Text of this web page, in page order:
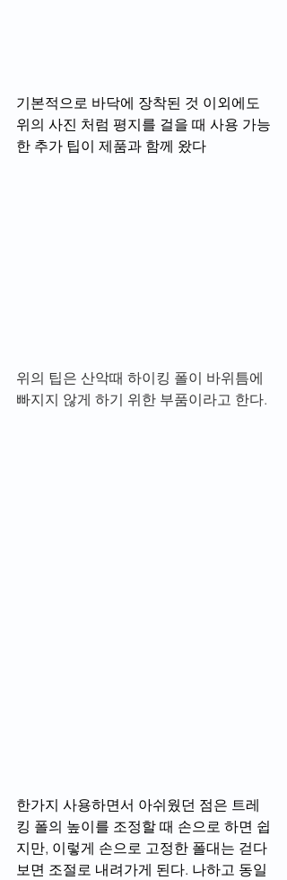
기본적으로 바닥에 장착된 것 이외에도
위의 사진 처럼 평지를 걸을 때 사용 가능
한 추가 팁이 제품과 함께 왔다
위의 팁은 산악때 하이킹 폴이 바위틈에
빠지지 않게 하기 위한 부품이라고 한다.
한가지 사용하면서 아쉬웠던 점은 트레
킹 폴의 높이를 조정할 때 손으로 하면 쉽
지만, 이렇게 손으로 고정한 폴대는 걷다
보면 조절로 내려가게 된다. 나하고 동일